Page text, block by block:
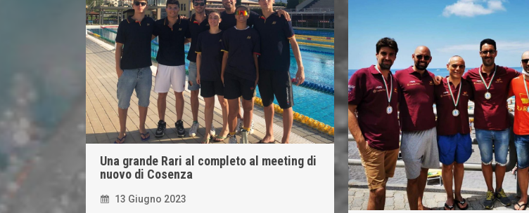
Una grande Rari al completo al meeting di
nuovo di Cosenza
13 Giugno 2023